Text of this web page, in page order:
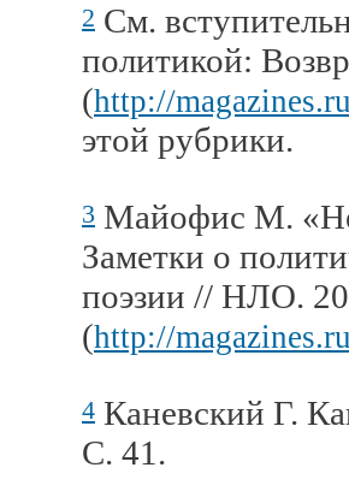
2 См.
политикой:
(http://
этой рубрики.
3 Майофис М. «Не
Заметки о
поэзии // НЛО.
(http://
4 Каневский Г.
С. 41.